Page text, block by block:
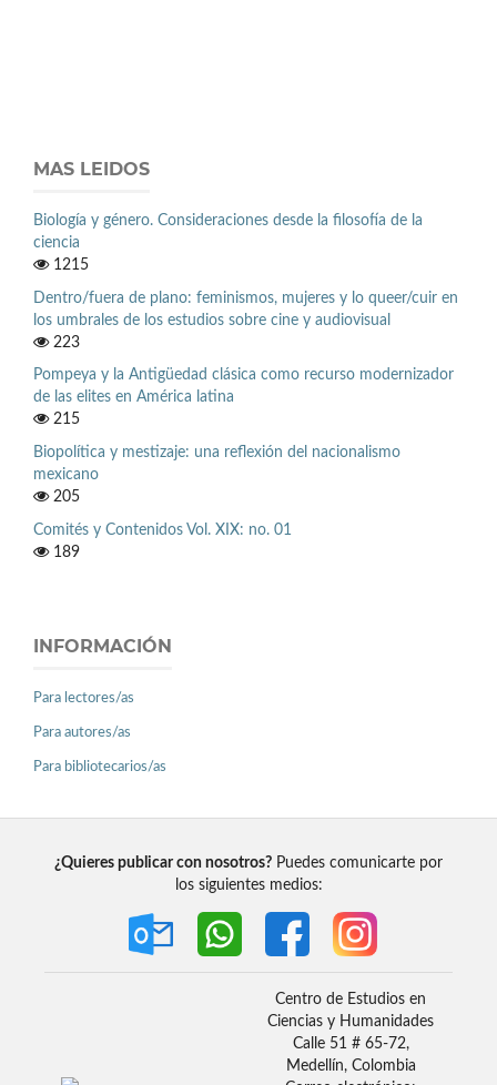
MAS LEIDOS
Biología y género. Consideraciones desde la filosofía de la
ciencia
1215
Dentro/fuera de plano: feminismos, mujeres y lo queer/cuir en
los umbrales de los estudios sobre cine y audiovisual
223
Pompeya y la Antigüedad clásica como recurso modernizador
de las elites en América latina
215
Biopolítica y mestizaje: una reflexión del nacionalismo
mexicano
205
Comités y Contenidos Vol. XIX: no. 01
189
INFORMACIÓN
Para lectores/as
Para autores/as
Para bibliotecarios/as
¿Quieres publicar con nosotros? Puedes comunicarte por
los siguientes medios:
Centro de Estudios en
Ciencias y Humanidades
Calle 51 # 65-72,
Medellín, Colombia